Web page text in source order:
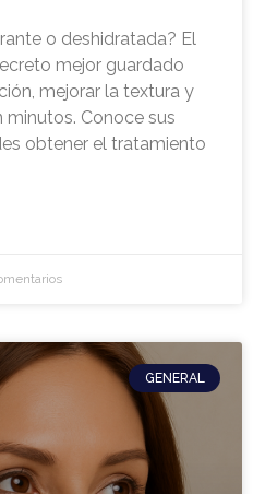
o deshidratada? El
mejor guardado
mejorar la textura y
minutos. Conoce sus
obtener el tratamiento
GENERAL